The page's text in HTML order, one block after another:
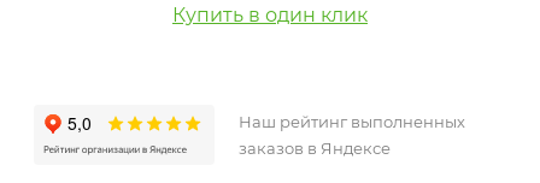
Купить в один клик
Наш рейтинг выполненных
заказов в Яндексе